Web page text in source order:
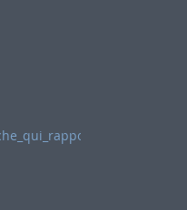
"Un
par